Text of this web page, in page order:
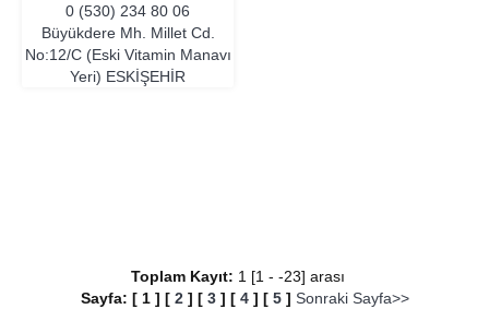
0 (530) 234 80 06
Büyükdere Mh. Millet Cd.
No:12/C (Eski Vitamin Manavı
Yeri) ESKIŞEHIR
Toplam Kayıt: 1 [1 - -23] arası
Sayfa: [ 1] [ 2] [ 3] [ 4] [ 5] Sonraki Sayfa>>